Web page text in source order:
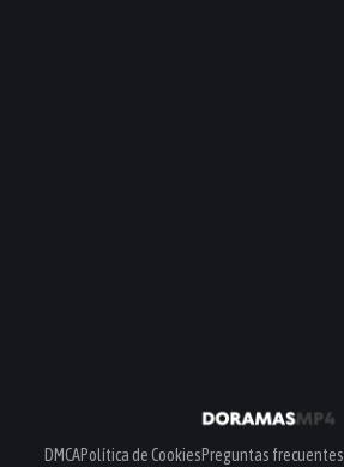
DMCAPolítica de CookiesPreguntas frecuentes